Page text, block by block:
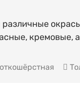
кремовые,